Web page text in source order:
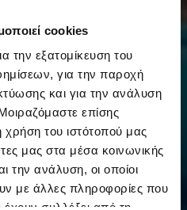
cookies
την εξατομίκευση του
για την παροχή
και για την ανάλυση
επίσης
χρήση του ιστότοπού μας
μας στα μέσα κοινωνικής
την ανάλυση, οι οποίοι
με άλλες πληροφορίες που